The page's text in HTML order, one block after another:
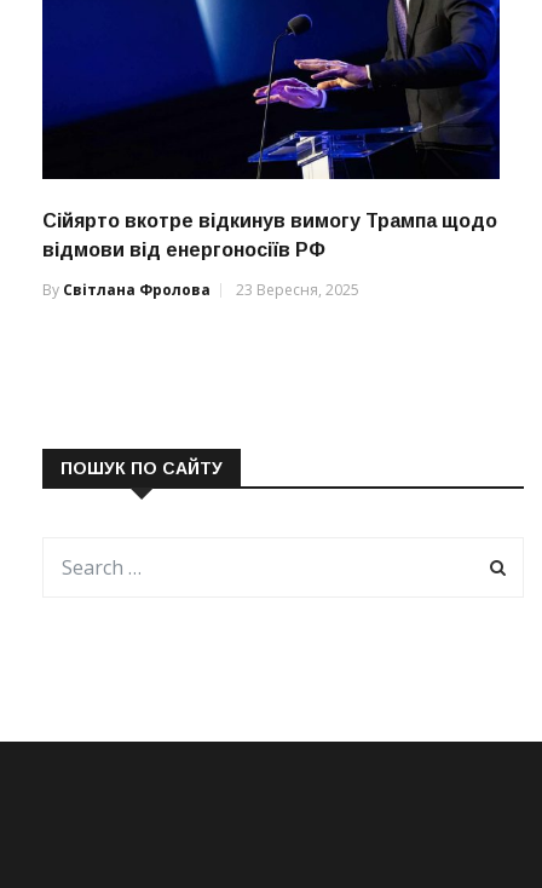
Сійярто вкотре відкинув вимогу Трампа щодо
відмови від енергоносіїв РФ
By Світлана Фролова 23 Вересня, 2025
ПОШУК ПО САЙТУ